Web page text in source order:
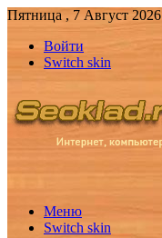
Пятница , 7 Август 2026
Войти
Switch skin
Меню
Switch skin